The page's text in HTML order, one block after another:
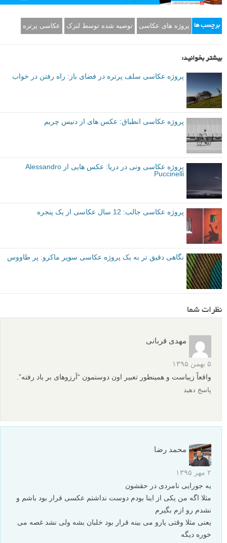
برچسب ها پروژه های عکاسی توصیه شده توسط لنزک عکاسی پرتره
بیشتر بخوانید:
پروژه عکاسی سلف پرتره در فضای باز: راه رفتن در خواب
پروژه عکاسی انطباق: عکس های از دنیس چریم
پروژه عکاسی ونی در دریا: عکس هایی از Alessandro
Puccinelli
پروژه عکاسی جالب: 12 سال عکاسی از یک پنجره
نگاهی دقیق تر به یک پروژه عکاسی سوپر ماکرو: پر طاووس
نظرات شما
مهدی قربانی
۵ بهمن ۱۳۹۵
واقعاً زیباست و همینطور تعبیر اون دوستمون “آرزوهای بر باد رفته”.
پاسخ دهید
محمد رضا
۲ مهر ۱۳۹۵
یه جورایی نامردی در حقشون
مثلا اگه من یکی از اینا بودم دوست نداشتم عکسی قرار بود باشم و
نشدم رو ازم بگیرم
یعنی مثلا وقتی یارو می بینه قرار بود خلبان بشه ولی نشد غصه می
خوره دیگه